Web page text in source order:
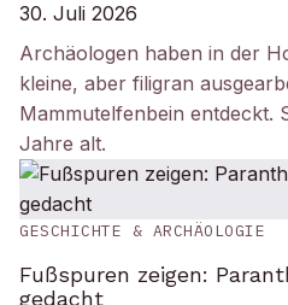
30. Juli 2026
Archäologen haben in der
kleine, aber filigran
Mammutelfenbein entdeckt.
Jahre alt.
GESCHICHTE & ARCHÄOLOGIE
Fußspuren zeigen:
gedacht